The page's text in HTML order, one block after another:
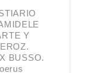
Y
BUSSO.